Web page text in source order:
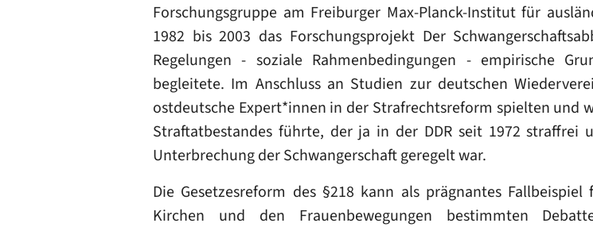
Forschungsgruppe am Freiburger Max-Planck-Institut für
1982 bis 2003 das Forschungsprojekt Der
Regelungen - soziale Rahmenbedingungen - empirische
begleitete. Im Anschluss an Studien zur deutschen
ostdeutsche Expert*innen in der Strafrechtsreform spielten und
Straftatbestandes führte, der ja in der DDR seit 1972
Unterbrechung der Schwangerschaft geregelt war.
Die Gesetzesreform des §218 kann als prägnantes
Kirchen und den Frauenbewegungen bestimmten